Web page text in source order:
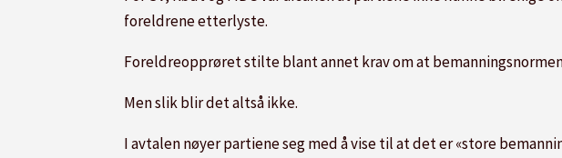
foreldrene etterlyste.
Foreldreopprøret stilte blant annet krav om at
Men slik blir det altså ikke.
I avtalen nøyer partiene seg med å vise til at det er «store